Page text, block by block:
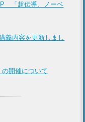
「超伝導、ノーベ
義内容を更新しまし
開催について